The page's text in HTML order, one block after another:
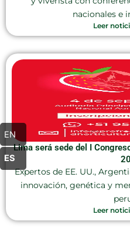
nacionales e
Leer
Lima será sede del I
Expertos de EE. UU.,
innovación, genética y
Leer
EN
ES